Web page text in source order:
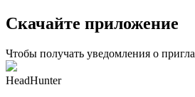
Скачайте приложение
Чтобы получать уведомления о
HeadHunter